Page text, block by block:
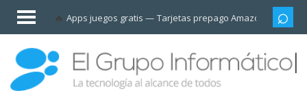
Apps juegos gratis Tarjetas prepago Amazon
Invitado
Iniciar
sesión /
Registrarse
Esenciales